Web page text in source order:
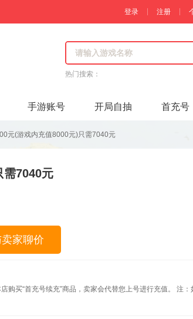
登录 注册
热门搜索：
手游账号 开局自抽 首充号
元(游戏内充值8000元)只需7040元
需7040元
家聊价
购买“首充号续充”商品，卖家会代替您上号进行充值。 注